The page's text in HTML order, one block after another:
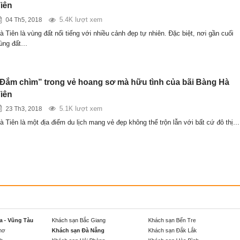
04 Th5, 2018
5.4K lượt xem
Tiên là vùng đất nổi tiếng với nhiều cảnh đẹp tự nhiên. Đặc biệt, nơi gần cuối
đất…
chìm” trong vẻ hoang sơ mà hữu tình của bãi Bàng Hà
23 Th3, 2018
5.1K lượt xem
Tiên là một địa điểm du lịch mang vẻ đẹp không thể trộn lẫn với bất cứ đô thị…
- Vũng Tàu Khách sạn Bắc Giang Khách sạn Bến Tre
Khách sạn Đà Nẵng Khách sạn Đắk Lắk